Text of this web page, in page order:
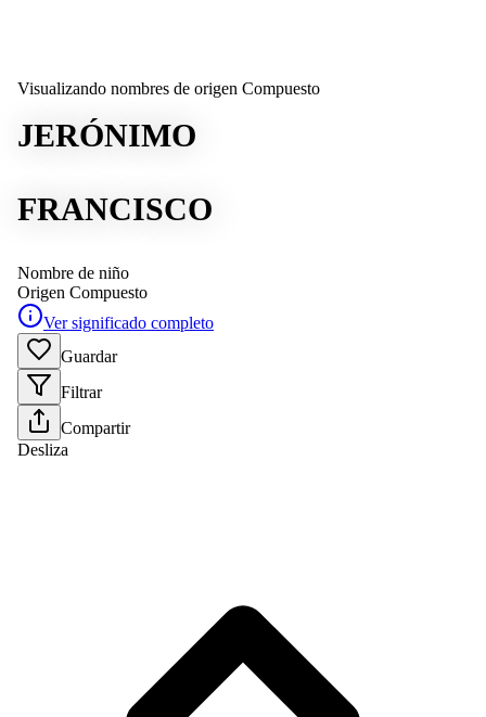
Visualizando nombres de origen Compuesto
JERÓNIMO
FRANCISCO
Nombre de niño
Origen Compuesto
Ver significado completo
Guardar
Filtrar
Compartir
Desliza